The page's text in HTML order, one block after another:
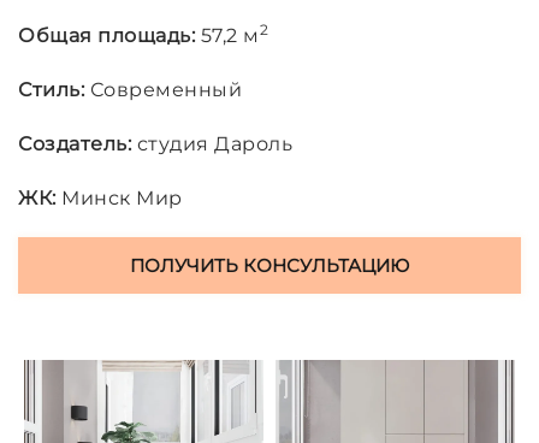
Получился достаточно мягкий интерьер с яркими
материалах и хотелось придать больше
Общая площадь: 57,2 м 2
Стиль: Современный
Создатель: студия Дароль
ЖК: Минск Мир
ПОЛУЧИТЬ КОНСУЛЬТАЦИЮ